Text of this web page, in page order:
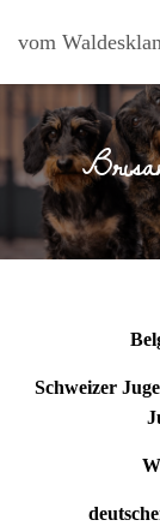
vom
Schweizer